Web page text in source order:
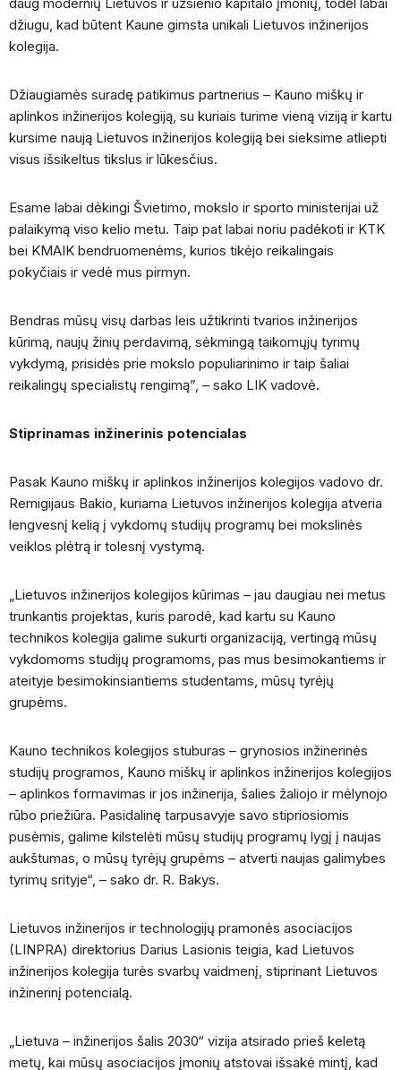
džiugu, kad būtent Kaune gimsta unikali Lietuvos inžinerijos
kolegija.
Džiaugiamės suradę patikimus partnerius – Kauno miškų ir
aplinkos inžinerijos kolegiją, su kuriais turime vieną viziją ir kartu
kursime naują Lietuvos inžinerijos kolegiją bei sieksime atliepti
visus išsikeltus tikslus ir lūkesčius.
Esame labai dėkingi Švietimo, mokslo ir sporto ministerijai už
palaikymą viso kelio metu. Taip pat labai noriu padėkoti ir KTK
bei KMAIK bendruomenėms, kurios tikėjo reikalingais
pokyčiais ir vedė mus pirmyn.
Bendras mūsų visų darbas leis užtikrinti tvarios inžinerijos
kūrimą, naujų žinių perdavimą, sėkmingą taikomųjų tyrimų
vykdymą, prisidės prie mokslo populiarinimo ir taip šaliai
reikalingų specialistų rengimą”, – sako LIK vadovė.
Stiprinamas inžinerinis potencialas
Pasak Kauno miškų ir aplinkos inžinerijos kolegijos vadovo dr.
Remigijaus Bakio, kuriama Lietuvos inžinerijos kolegija atveria
lengvesnį kelią į vykdomų studijų programų bei mokslinės
veiklos plėtrą ir tolesnį vystymą.
„Lietuvos inžinerijos kolegijos kūrimas – jau daugiau nei metus
trunkantis projektas, kuris parodė, kad kartu su Kauno
technikos kolegija galime sukurti organizaciją, vertingą mūsų
vykdomoms studijų programoms, pas mus besimokantiems ir
ateityje besimokinsiantiems studentams, mūsų tyrėjų
grupėms.
Kauno technikos kolegijos stuburas – grynosios inžinerinės
studijų programos, Kauno miškų ir aplinkos inžinerijos kolegijos
– aplinkos formavimas ir jos inžinerija, šalies žaliojo ir mėlynojo
rūbo priežiūra. Pasidalinę tarpusavyje savo stipriosiomis
pusėmis, galime kilstelėti mūsų studijų programų lygį į naujas
aukštumas, o mūsų tyrėjų grupėms – atverti naujas galimybes
tyrimų srityje“, – sako dr. R. Bakys.
Lietuvos inžinerijos ir technologijų pramonės asociacijos
(LINPRA) direktorius Darius Lasionis teigia, kad Lietuvos
inžinerijos kolegija turės svarbų vaidmenį, stiprinant Lietuvos
inžinerinį potencialą.
„Lietuva – inžinerijos šalis 2030“ vizija atsirado prieš keletą
metų, kai mūsų asociacijos įmonių atstovai išsakė mintį, kad